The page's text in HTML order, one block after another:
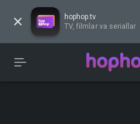
hophop.tv
TV, filmlar va seriallar